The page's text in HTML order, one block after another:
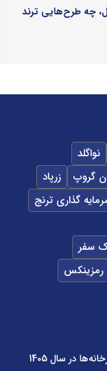
چه طرح‌هایی ترند
نواگلد
گروپ
زرپاد
گذاری ترنج
سفر
رمزینکس
در سال 1405